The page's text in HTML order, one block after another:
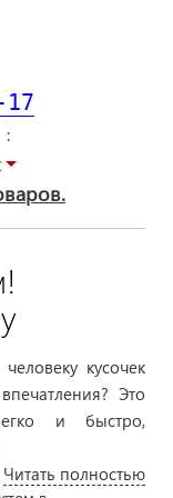
кусочек
Это
и быстро,
расстоянии, вы
Читать полностью